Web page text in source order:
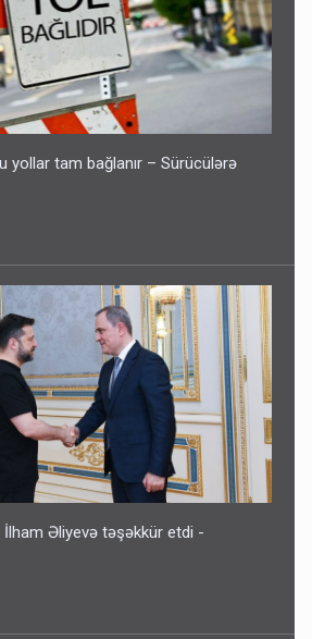
yollar tam bağlanır – Sürücülərə
Əliyevə təşəkkür etdi -